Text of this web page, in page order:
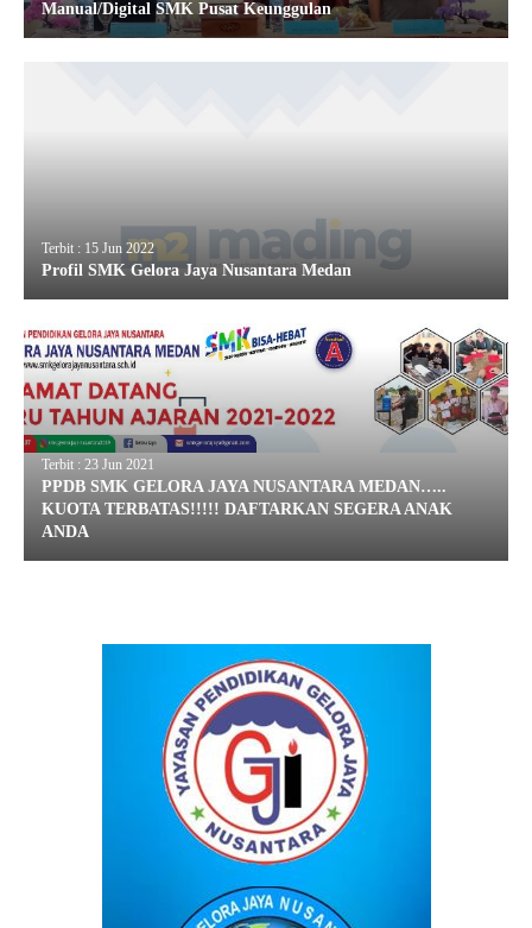
Manual/Digital SMK Pusat Keunggulan
Terbit : 15 Jun 2022
Profil SMK Gelora Jaya Nusantara Medan
Terbit : 23 Jun 2021
PPDB SMK GELORA JAYA NUSANTARA MEDAN…..
KUOTA TERBATAS!!!!! DAFTARKAN SEGERA ANAK
ANDA